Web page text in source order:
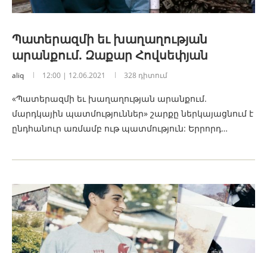
Պատերազմի եւ խաղաղության
արանքում. Զաքար Հովսեփյան
aliq 12:00 | 12.06.2021 328 դիտում
«Պատերազմի եւ խաղաղության արանքում.
մարդկային պատմություններ» շարքը ներկայացնում է
ընդհանուր առմամբ ութ պատմություն: Երրորդ…